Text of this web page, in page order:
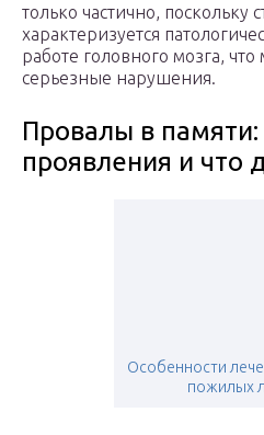
только частично, поскольку
характеризуется
работе головного мозга,
серьезные нарушения.
Провалы в
проявления и что
Особенности
пожилых